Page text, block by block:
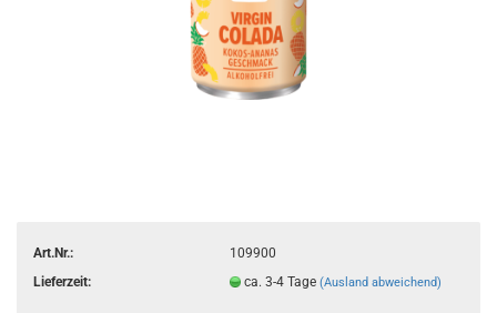
Art.Nr.:
109900
Lieferzeit:
ca. 3-4 Tage (Ausland abweichend)